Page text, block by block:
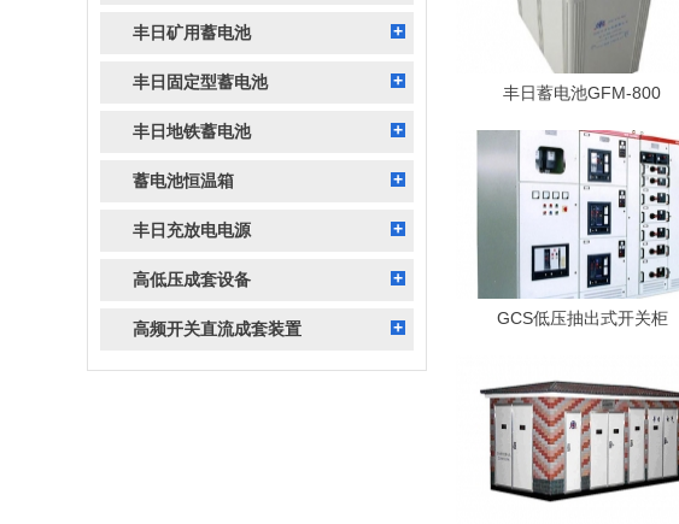
丰日矿用蓄电池
丰日固定型蓄电池
丰日地铁蓄电池
蓄电池恒温箱
丰日充放电电源
高低压成套设备
高频开关直流成套装置
丰日蓄电池GFM-800
GCS低压抽出式开关柜